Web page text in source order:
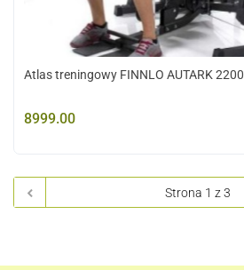
Atlas treningowy FINNLO AUTARK 2200
8999.00